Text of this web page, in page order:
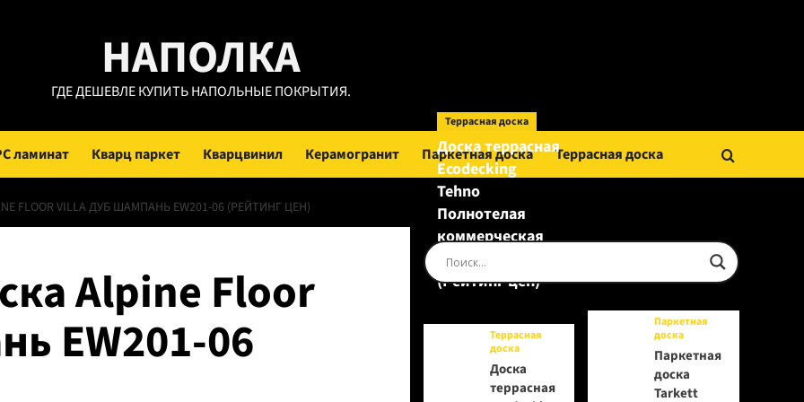
НАПОЛКА
ГДЕ ДЕШЕВЛЕ КУПИТЬ НАПОЛЬНЫЕ ПОКРЫТИЯ.
ламинат Кварц паркет Кварцвинил Керамогранит Паркетная доска Террасная доска
FLOOR VILLA ДУБ ШАМПАНЬ EW201-06 (РЕЙТИНГ ЦЕН)
Alpine Floor
EW201-06
Террасная доска
Доска террасная
Ecodecking
Tehno
Полнотелая
коммерческая
Шоколад
(Рейтинг цен)
Террасная
доска
Доска
террасная
Паркетная
доска
Паркетная
доска
Tarkett